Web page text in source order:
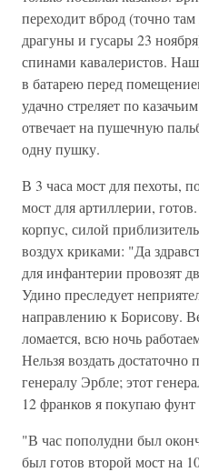
переходит вброд (точно
драгуны и гусары 23
спинами кавалеристов.
в батарею перед
удачно стреляет по
отвечает на пушечную
одну пушку.
В 3 часа мост для пехоты,
мост для артиллерии,
корпус, силой
воздух криками: "Да
для инфантерии провозят
Удино преследует
направлению к Борисову.
ломается, всю ночь
Нельзя воздать
генералу Эрбле; этот
12 франков я покупаю фунт
"В час пополудни был
был готов второй мост на